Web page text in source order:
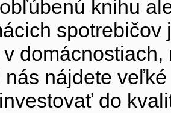
knihu
nájdete
do